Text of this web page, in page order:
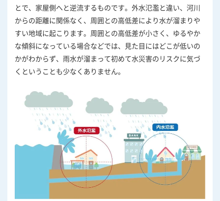
とで、家屋側へと逆流するものです。外水氾濫と違い、河川
からの距離に関係なく、周囲との高低差により水が溜まりや
すい地域に起こります。周囲との高低差が小さく、ゆるやか
な傾斜になっている場合などでは、見た目にはどこが低いの
かがわからず、雨水が溜まって初めて水災害のリスクに気づ
くということも少なくありません。